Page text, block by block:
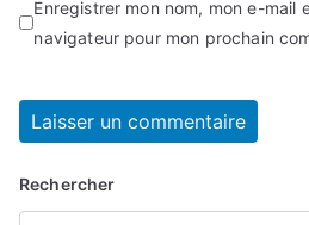
Enregistrer mon nom, mon e-mail
navigateur pour mon prochain
Rechercher